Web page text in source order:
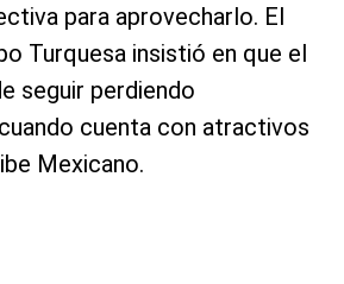
para aprovecharlo. El
Turquesa insistió en que el
seguir perdiendo
cuenta con atractivos
Mexicano.